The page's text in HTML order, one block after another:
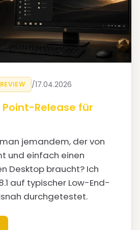
REVIEW /17.04.2026
Point-Release für
jemandem, der von
und einfach einen
Desktop braucht? Ich
auf typischer Low-End-
durchgetestet.